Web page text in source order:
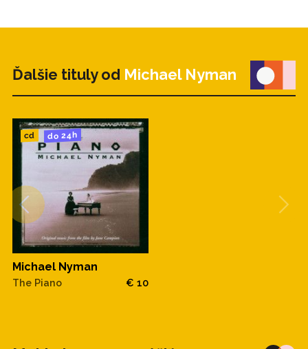
Ďalšie tituly od Michael Nyman
cd do 24h
Michael Nyman
The Piano € 10